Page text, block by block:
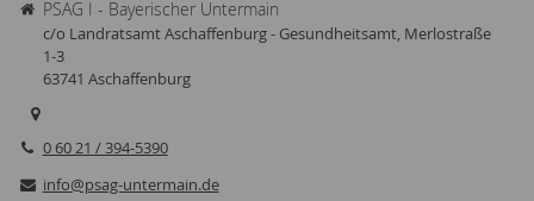
PSAG I - Bayerischer Untermain
c/o Landratsamt Aschaffenburg - Gesundheitsamt, Merlostraße
1-3
63741 Aschaffenburg
0 60 21 / 394-5390
info@psag-untermain.de